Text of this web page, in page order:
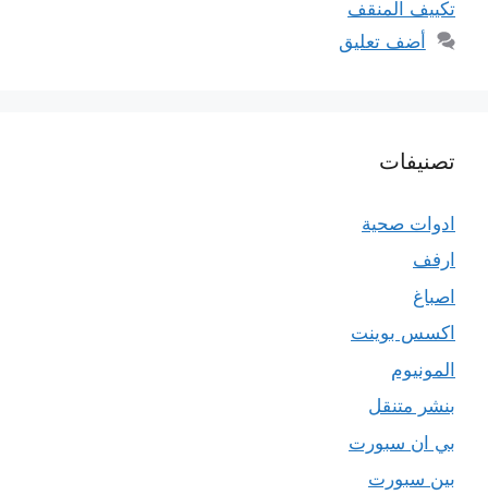
تكييف المنقف
أضف تعليق
تصنيفات
ادوات صحية
ارفف
اصباغ
اكسس بوينت
المونيوم
بنشر متنقل
بي ان سبورت
بين سبورت